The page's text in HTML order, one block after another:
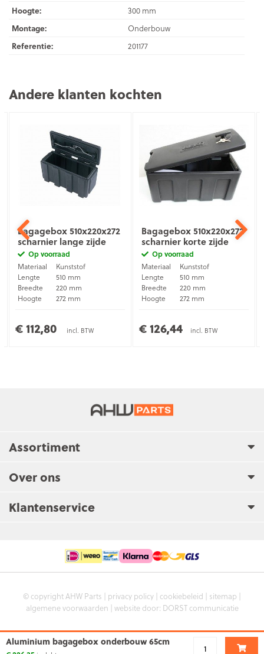
Hoogte:
300 mm
Montage:
Onderbouw
Referentie:
201177
Andere klanten kochten
Bagagebox 510x220x272
scharnier lange zijde
Op voorraad
Materiaal
Kunststof
Lengte
510 mm
Breedte
220 mm
Hoogte
272 mm
€ 112,80 incl. BTW
Bagagebox 510x220x272
scharnier korte zijde
Op voorraad
Materiaal
Kunststof
Lengte
510 mm
Breedte
220 mm
Hoogte
272 mm
€ 126,44 incl. BTW
Aluminium bagagebox onderbouw 65cm
Assortiment
Over ons
Klantenservice
© copyright AHW Parts | privacy policy | cookiebeleid | sitemap |
algemene voorwaarden | website door: DORST communicatie